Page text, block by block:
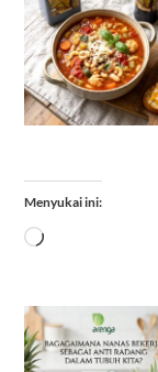
Menyukai ini:
Memuat...